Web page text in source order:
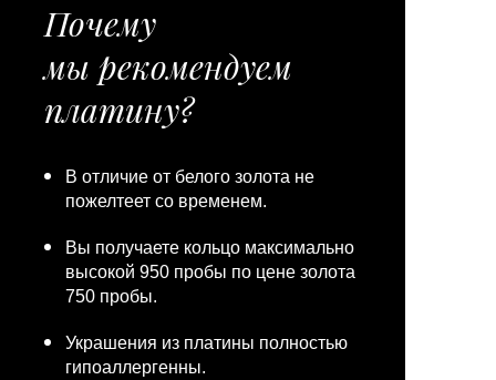
Почему
мы рекомендуем
платину?
В отличие от белого золота не
пожелтеет со временем.
Вы получаете кольцо максимально
высокой 950 пробы по цене золота
750 пробы.
Украшения из платины полностью
гипоаллергенны.